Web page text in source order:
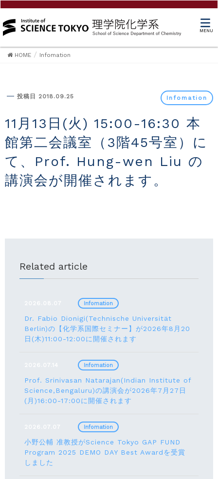
MENU
HOME Infomation
投稿日 2018.09.25 Infomation
11月13日(火) 15:00-16:30 本
館第二会議室（3階45号室）に
て、Prof. Hung-wen Liu の
講演会が開催されます。
Related article
2026.08.07
Dr. Fabio Dionigi(Technische Universität
Berlin)の【化学系国際セミナー】が2026年8⽉20
⽇(⽊)11:00-12:00に開催されます
Infomation
2026.07.14
Prof. Srinivasan Natarajan(Indian Institute of
Science,Bengaluru)の講演会が2026年7月27⽇
(月)16:00-17:00に開催されます
Infomation
2026.07.07
小野公輔 准教授がScience Tokyo GAP FUND
Program 2025 DEMO DAY Best Awardを受賞
しました
Infomation